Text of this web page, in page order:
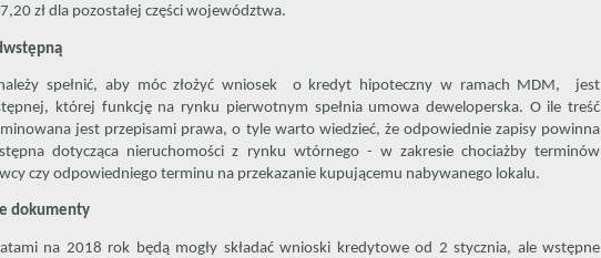
zł dla pozostałej części województwa.
spełnić, aby móc złożyć wniosek o kredyt hipoteczny w ramach MDM, jest
której funkcję na rynku pierwotnym spełnia umowa deweloperska. O ile treść
jest przepisami prawa, o tyle warto wiedzieć, że odpowiednie zapisy powinna
dotycząca nieruchomości z rynku wtórnego - w zakresie chociażby terminów
czy odpowiedniego terminu na przekazanie kupującemu nabywanego lokalu.
dokumenty
na 2018 rok będą mogły składać wnioski kredytowe od 2 stycznia, ale wstępne